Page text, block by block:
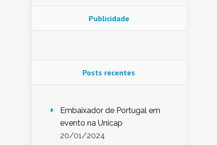
Publicidade
Posts recentes
Embaixador de Portugal em
evento na Unicap
20/01/2024